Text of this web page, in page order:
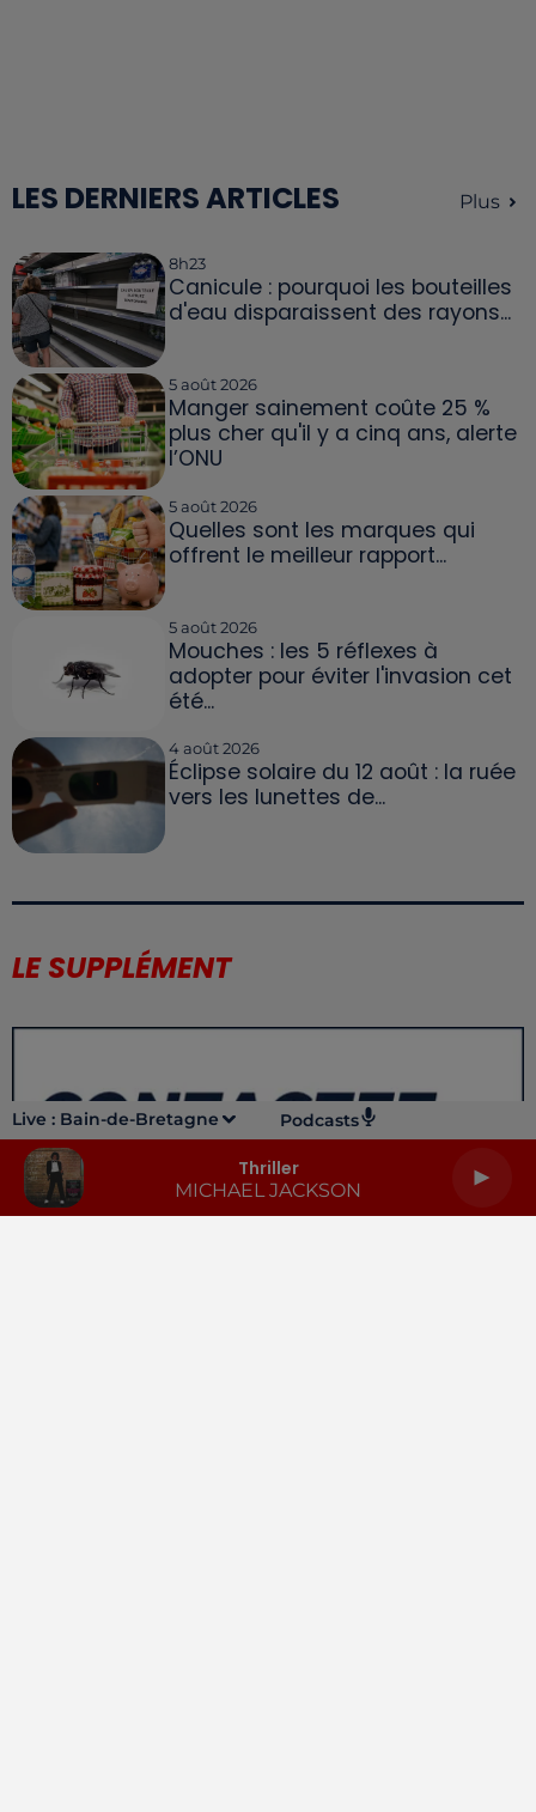
Live : Bain-de-Bretagne Podcasts
Thriller
MICHAEL JACKSON
LES DERNIERS ARTICLES Plus
8h23
Canicule : pourquoi les bouteilles
d'eau disparaissent des rayons...
5 août 2026
Manger sainement coûte 25 %
plus cher qu'il y a cinq ans, alerte
l’ONU
5 août 2026
Quelles sont les marques qui
offrent le meilleur rapport...
5 août 2026
Mouches : les 5 réflexes à
adopter pour éviter l'invasion cet
été...
4 août 2026
Éclipse solaire du 12 août : la ruée
vers les lunettes de...
LE SUPPLÉMENT